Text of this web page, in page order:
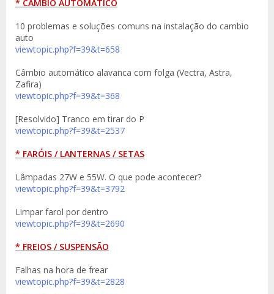
* CÂMBIO AUTOMÁTICO
10 problemas e soluções comuns na instalação do cambio
auto
viewtopic.php?f=39&t=658
Câmbio automático alavanca com folga (Vectra, Astra,
Zafira)
viewtopic.php?f=39&t=368
[Resolvido] Tranco em tirar do P
viewtopic.php?f=39&t=2537
* FARÓIS / LANTERNAS / SETAS
Lâmpadas 27W e 55W. O que pode acontecer?
viewtopic.php?f=39&t=3792
Limpar farol por dentro
viewtopic.php?f=39&t=2690
* FREIOS / SUSPENSÃO
Falhas na hora de frear
viewtopic.php?f=39&t=2828